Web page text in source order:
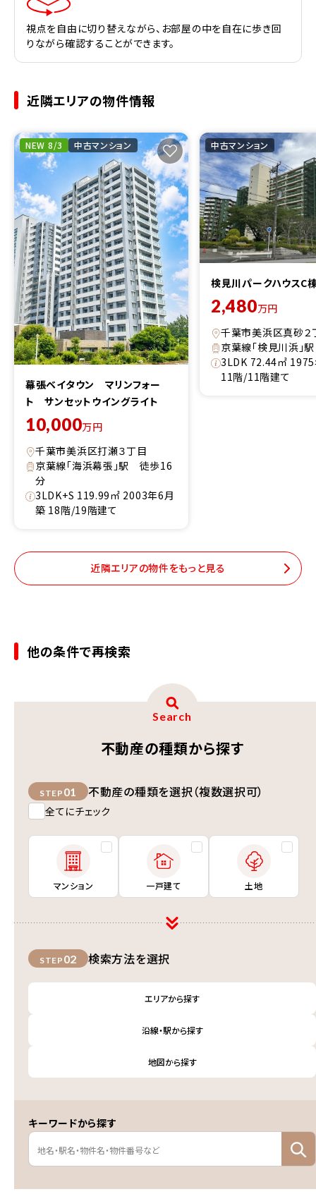
視点を自由に切り替えながら、お部屋の中を自在に歩き回
りながら確認することができます。
近隣エリアの物件情報
NEW 8/3 中古マンション
幕張ベイタウン マリンフォー
ト サンセットウイングライト
10,000万円
千葉市美浜区打瀬３丁目
京葉線「海浜幕張」駅 徒歩16
分
3LDK+S 119.99㎡ 2003年6月
築 18階/19階建て
中古マンション
検見川パークハウスC
2,480万円
千葉市美浜区真砂２
京葉線「検見川浜
3LDK 72.44㎡
11階/11階建て
近隣エリアの物件をもっと見る
他の条件で再検索
Search
不動産の種類から探す
STEP 01 不動産の種類を選択（複数選択可）
全てにチェック
マンション 一戸建て 土地
STEP 02 検索方法を選択
エリアから探す
沿線・駅から探す
地図から探す
キーワードから探す